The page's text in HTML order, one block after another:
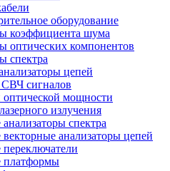
оборудование
коэффициента шума
оптических компонентов
спектра
цепей
сигналов
мощности
излучения
спектра
анализаторы цепей
платформы